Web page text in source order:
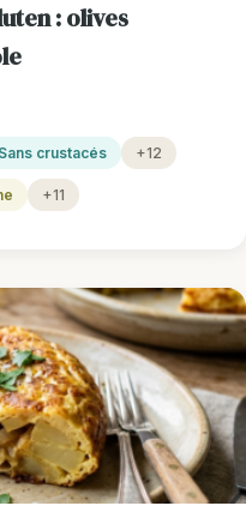
: olives
Sans crustacés +12
+11